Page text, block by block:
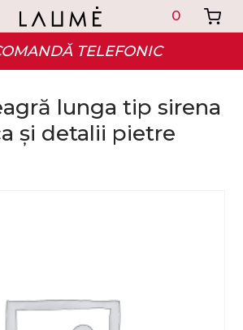
TELEFONIC
0
lunga tip sirena
și detalii pietre